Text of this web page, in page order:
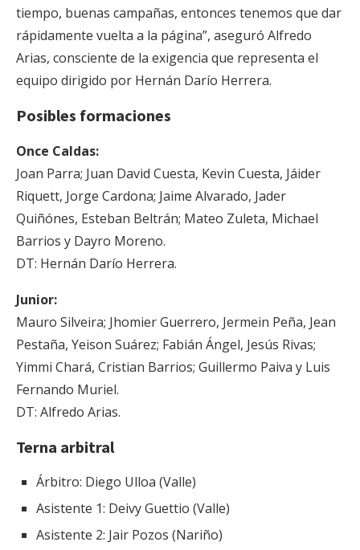
tiempo, buenas campañas, entonces tenemos que dar
rápidamente vuelta a la página”, aseguró Alfredo
Arias, consciente de la exigencia que representa el
equipo dirigido por Hernán Darío Herrera.
Posibles formaciones
Once Caldas:
Joan Parra; Juan David Cuesta, Kevin Cuesta, Jáider
Riquett, Jorge Cardona; Jaime Alvarado, Jader
Quiñónes, Esteban Beltrán; Mateo Zuleta, Michael
Barrios y Dayro Moreno.
DT: Hernán Darío Herrera.
Junior:
Mauro Silveira; Jhomier Guerrero, Jermein Peña, Jean
Pestaña, Yeison Suárez; Fabián Ángel, Jesús Rivas;
Yimmi Chará, Cristian Barrios; Guillermo Paiva y Luis
Fernando Muriel.
DT: Alfredo Arias.
Terna arbitral
Árbitro: Diego Ulloa (Valle)
Asistente 1: Deivy Guettio (Valle)
Asistente 2: Jair Pozos (Nariño)